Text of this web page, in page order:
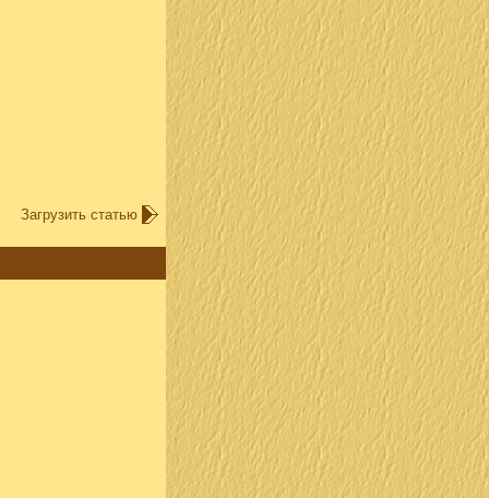
Загрузить статью